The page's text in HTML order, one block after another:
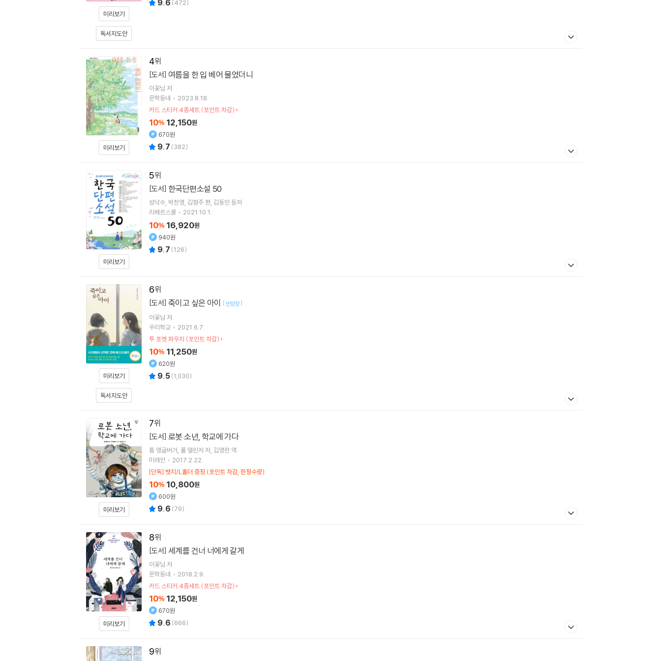
미리보기
독서지도안
9.6 (472)
4
미리보기
[도서] 여름을 한 입 베어 물었더니
이꽃님 저
문학동네
2023.8.18.
카드 스티커 4종세트 (포인트 차감)
10% 12,150원
670원
9.7 (382)
5
미리보기
[도서] 한국단편소설 50
성낙수 박찬영 김형주 편 김동인 등저
리베르스쿨
2021.10.1.
10% 16,920원
940원
9.7 (126)
6
미리보기
독서지도안
[도서] 죽이고 싶은 아이 [ 반양장]
이꽃님 저
우리학교
2021.6.7.
투 포켓 파우치 (포인트 차감)
10% 11,250원
620원
9.5(1,030)
7
미리보기
[도서] 로봇 소년, 학교에 가다
톰 앵글버거 폴 델린저 저 김영란 역
미래인
2017.2.22.
[단독] 뱃지/L홀더 증정 (포인트 차감, 한정수량)
10% 10,800원
600원
9.6 (79)
8
미리보기
[도서] 세계를 건너 너에게 갈게
이꽃님 저
문학동네
2018.2.9.
카드 스티커 4종세트 (포인트 차감)
10% 12,150원
670원
9.6 (666)
9